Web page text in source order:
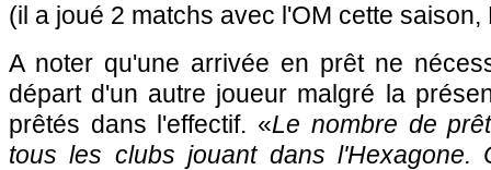
(il a joué 2 matchs avec l'OM cette saison,
A noter qu'une arrivée en prêt ne
départ d'un autre joueur malgré la
prêtés dans l'effectif. «Le nombre de
tous les clubs jouant dans l'Hexagone.